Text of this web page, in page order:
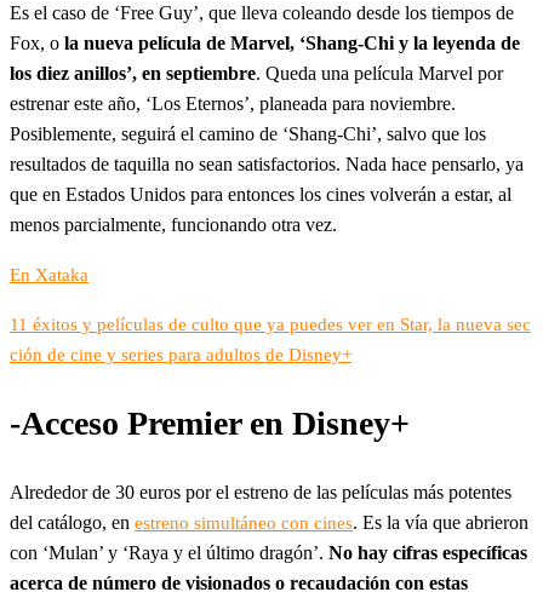
Es el caso de ‘Free Guy’, que lleva coleando desde los tiempos de
Fox, o la nueva película de Marvel, ‘Shang-Chi y la leyenda de
los diez anillos’, en septiembre. Queda una película Marvel por
estrenar este año, ‘Los Eternos’, planeada para noviembre.
Posiblemente, seguirá el camino de ‘Shang-Chi’, salvo que los
resultados de taquilla no sean satisfactorios. Nada hace pensarlo, ya
que en Estados Unidos para entonces los cines volverán a estar, al
menos parcialmente, funcionando otra vez.
En Xataka
11 éxitos y películas de culto que ya puedes ver en Star, la nueva sec
ción de cine y series para adultos de Disney+
-Acceso Premier en Disney+
Alrededor de 30 euros por el estreno de las películas más potentes
del catálogo, en estreno simultáneo con cines. Es la vía que abrieron
con ‘Mulan’ y ‘Raya y el último dragón’. No hay cifras específicas
acerca de número de visionados o recaudación con estas